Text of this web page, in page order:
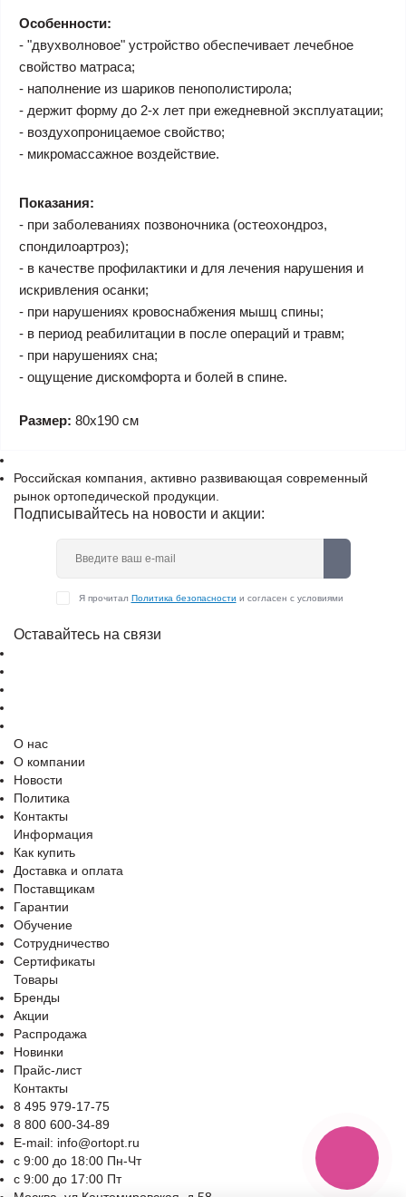
Особенности:
- "двухволновое" устройство обеспечивает лечебное
свойство матраса;
- наполнение из шариков пенополистирола;
- держит форму до 2-х лет при ежедневной эксплуатации;
- воздухопроницаемое свойство;
- микромассажное воздействие.
Показания:
- при заболеваниях позвоночника (остеохондроз,
спондилоартроз);
- в качестве профилактики и для лечения нарушения и
искривления осанки;
- при нарушениях кровоснабжения мышц спины;
- в период реабилитации в после операций и травм;
- при нарушениях сна;
- ощущение дискомфорта и болей в спине.
Размер: 80х190 см
Российская компания, активно развивающая современный
рынок ортопедической продукции.
Подписывайтесь на новости и акции:
Я прочитал Политика безопасности и согласен с условиями
Оставайтесь на связи
О нас
О компании
Новости
Политика
Контакты
Информация
Как купить
Доставка и оплата
Поставщикам
Гарантии
Обучение
Сотрудничество
Сертификаты
Товары
Бренды
Акции
Распродажа
Новинки
Прайс-лист
Контакты
8 495 979-17-75
8 800 600-34-89
E-mail: info@ortopt.ru
c 9:00 до 18:00 Пн-Чт
c 9:00 до 17:00 Пт